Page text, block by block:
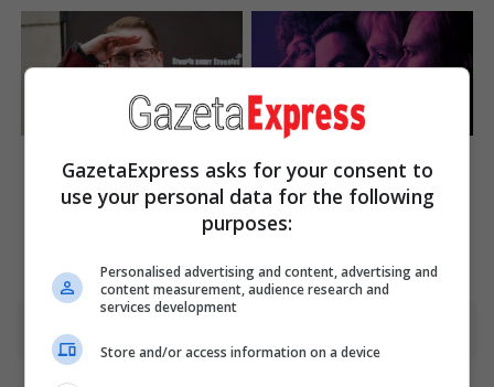
Version Of The New ‘Home
Alone’
Stories That Give Us
Shivers
GazetaExpress asks for your consent to
use your personal data for the following
purposes:
Personalised advertising and content, advertising and
content measurement, audience research and
services development
Store and/or access information on a device